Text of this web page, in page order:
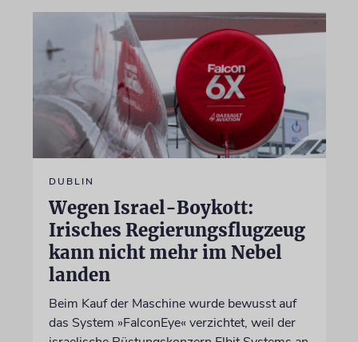
DUBLIN
Wegen Israel-Boykott:
Irisches Regierungsflugzeug
kann nicht mehr im Nebel
landen
Beim Kauf der Maschine wurde bewusst auf
das System »FalconEye« verzichtet, weil der